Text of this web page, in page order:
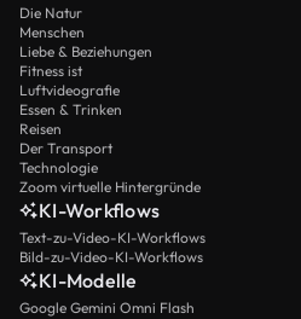
Die Natur
Menschen
Liebe & Beziehungen
Fitness ist
Luftvideografie
Essen & Trinken
Reisen
Der Transport
Technologie
Zoom virtuelle Hintergründe
KI-Workflows
Text-zu-Video-KI-Workflows
Bild-zu-Video-KI-Workflows
KI-Modelle
Google Gemini Omni Flash